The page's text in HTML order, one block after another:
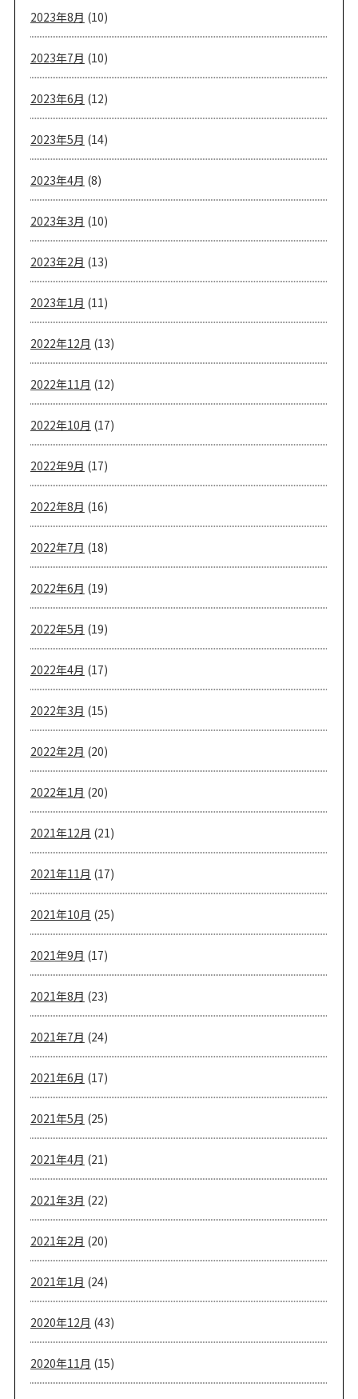
2023年8月 (10)
2023年7月 (10)
2023年6月 (12)
2023年5月 (14)
2023年4月 (8)
2023年3月 (10)
2023年2月 (13)
2023年1月 (11)
2022年12月 (13)
2022年11月 (12)
2022年10月 (17)
2022年9月 (17)
2022年8月 (16)
2022年7月 (18)
2022年6月 (19)
2022年5月 (19)
2022年4月 (17)
2022年3月 (15)
2022年2月 (20)
2022年1月 (20)
2021年12月 (21)
2021年11月 (17)
2021年10月 (25)
2021年9月 (17)
2021年8月 (23)
2021年7月 (24)
2021年6月 (17)
2021年5月 (25)
2021年4月 (21)
2021年3月 (22)
2021年2月 (20)
2021年1月 (24)
2020年12月 (43)
2020年11月 (15)